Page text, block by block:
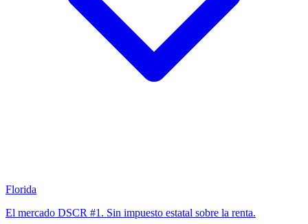
Florida
El mercado DSCR #1. Sin impuesto estatal sobre la renta.